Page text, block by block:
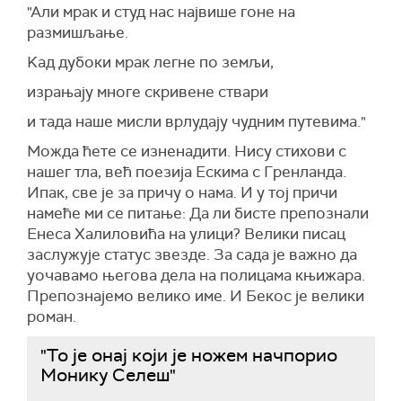
"Али мрак и студ нас највише гоне на
размишљање.
Kад дубоки мрак легне по земљи,
израњају многе скривене ствари
и тада наше мисли врлудају чудним путевима."
Можда ћете се изненадити. Нису стихови с
нашег тла, већ поезија Ескима с Гренланда.
Ипак, све је за причу о нама. И у тој причи
намеће ми се питање: Да ли бисте препознали
Енеса Халиловића на улици? Велики писац
заслужује статус звезде. За сада је важно да
уочавамо његова дела на полицама књижара.
Препознајемо велико име. И Бекос је велики
роман.
"То је онај који је ножем начпорио
Монику Селеш"